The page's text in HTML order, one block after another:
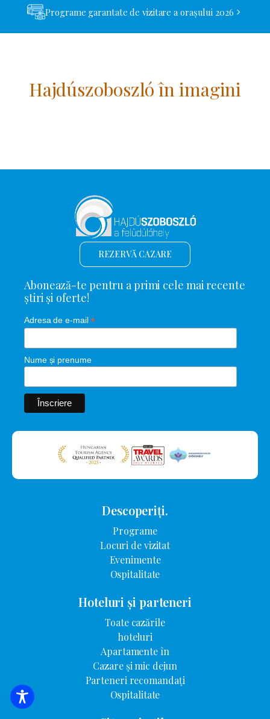
Programe garantate de vizitare a orașului 2026
Hajdúszoboszló în imagini
CĂUTARE DE CAZARE
REZERVĂ CAZARE
Abonează-te pentru a primi cele mai recente
știri și oferte!
Adresa de e-mail*
Nume și prenume
Descoperiți.
Programe
Locuri de vizitat
Evenimente
Ospitalitate
Hoteluri și parteneri
Toate cazările
hoteluri
Apartamente în
Cazare și mic dejun
Parteneri recomandați
Ospitalitate